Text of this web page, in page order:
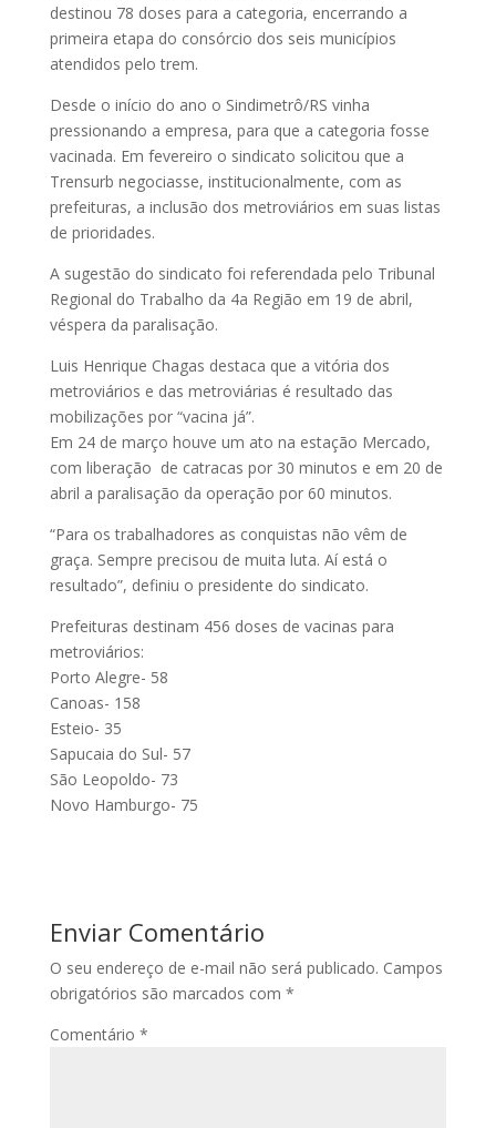
destinou 78 doses para a categoria, encerrando a
primeira etapa do consórcio dos seis municípios
atendidos pelo trem.
Desde o início do ano o Sindimetrô/RS vinha
pressionando a empresa, para que a categoria fosse
vacinada. Em fevereiro o sindicato solicitou que a
Trensurb negociasse, institucionalmente, com as
prefeituras, a inclusão dos metroviários em suas listas
de prioridades.
A sugestão do sindicato foi referendada pelo Tribunal
Regional do Trabalho da 4a Região em 19 de abril,
véspera da paralisação.
Luis Henrique Chagas destaca que a vitória dos
metroviários e das metroviárias é resultado das
mobilizações por “vacina já”.
Em 24 de março houve um ato na estação Mercado,
com liberação de catracas por 30 minutos e em 20 de
abril a paralisação da operação por 60 minutos.
“Para os trabalhadores as conquistas não vêm de
graça. Sempre precisou de muita luta. Aí está o
resultado”, definiu o presidente do sindicato.
Prefeituras destinam 456 doses de vacinas para
metroviários:
Porto Alegre- 58
Canoas- 158
Esteio- 35
Sapucaia do Sul- 57
São Leopoldo- 73
Novo Hamburgo- 75
Enviar Comentário
O seu endereço de e-mail não será publicado. Campos
obrigatórios são marcados com *
Comentário *